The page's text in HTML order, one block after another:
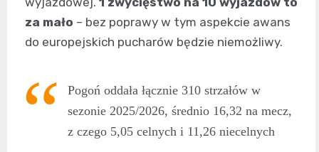
za mało – bez poprawy w tym aspekcie awans
do europejskich pucharów będzie niemożliwy.
Pogoń oddała łącznie 310 strzałów w
sezonie 2025/2026, średnio 16,32 na mecz,
z czego 5,05 celnych i 11,26 niecelnych